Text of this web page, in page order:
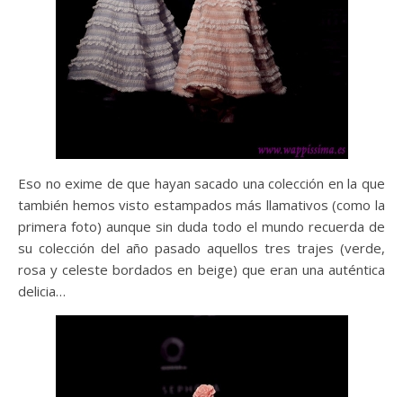
Eso no exime de que hayan sacado una colección en la que
también hemos visto estampados más llamativos (como la
primera foto) aunque sin duda todo el mundo recuerda de
su colección del año pasado aquellos tres trajes (verde,
rosa y celeste bordados en beige) que eran una auténtica
delicia…